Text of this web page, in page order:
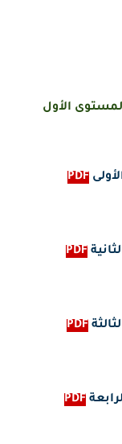
الأول
PDF
PDF
PDF
PDF